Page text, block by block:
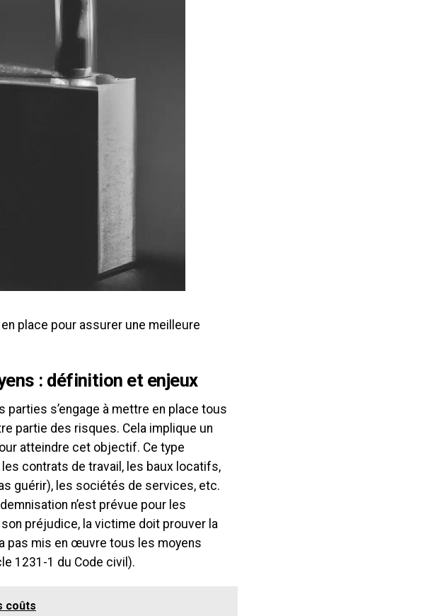
place pour assurer une meilleure
: définition et enjeux
parties s’engage à mettre en place tous
partie des risques. Cela implique un
atteindre cet objectif. Ce type
contrats de travail, les baux locatifs,
guérir), les sociétés de services, etc.
n’est prévue pour les
préjudice, la victime doit prouver la
pas mis en œuvre tous les moyens
1231-1 du Code civil).
coûts